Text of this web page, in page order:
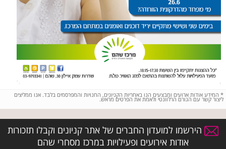
* המידע אודות ארועים ומבצעים הנו באחריות הקניונים, החנויות והמפרסמים בלבד. אנו ממליצים
ליצור קשר עם הגורם הרלוונטי ולאמת את הפרטים מראש.
הירשמו למועדון החברים של אתר קניונים וקבלו תזכורות
אודות אירועים ופעילויות במרכז מסחרי שהם